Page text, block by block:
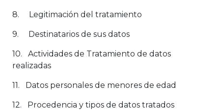
8. Legitimación del tratamiento
9. Destinatarios de sus datos
10. Actividades de Tratamiento de datos
realizadas
11. Datos personales de menores de edad
12. Procedencia y tipos de datos tratados